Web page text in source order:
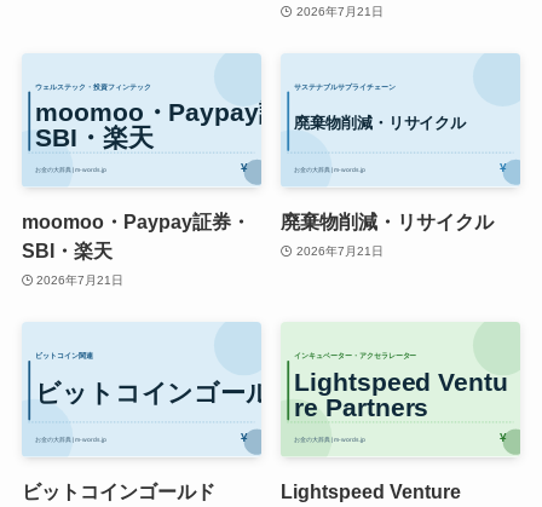
2026年7月21日
moomoo・Paypay証券・
SBI・楽天
2026年7月21日
廃棄物削減・リサイクル
2026年7月21日
ビットコインゴールド
Lightspeed Venture